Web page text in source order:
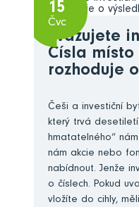
15
Čvc
Zvažujete
Čísla místo
rozhoduje
Češi a investiční
který trvá
hmatatelného“
nám akcie nebo
nabídnout. Jenže
o číslech. Pokud
vložíte do cihly,